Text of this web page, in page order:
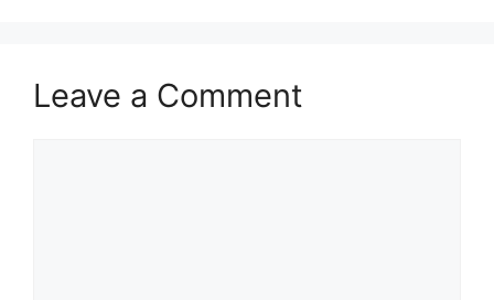
Leave a Comment